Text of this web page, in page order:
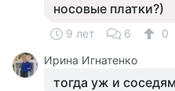
носовые платки?)
9 лет 6
0
Ирина Игнатенко
тогда уж и